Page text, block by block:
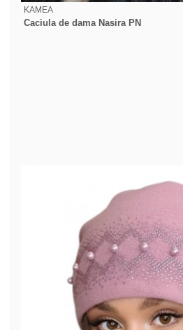
KAMEA
Caciula de dama Nasira PN